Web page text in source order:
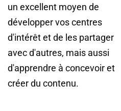
un excellent moyen de
développer vos centres
d'intérêt et de les partager
avec d'autres, mais aussi
d'apprendre à concevoir et
créer du contenu.